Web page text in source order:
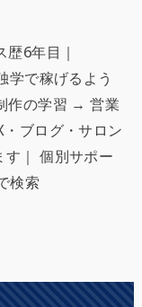
6年目｜
学で稼げるよう
作の学習 → 営業
ブログ・サロン
｜ 個別サポー
検索